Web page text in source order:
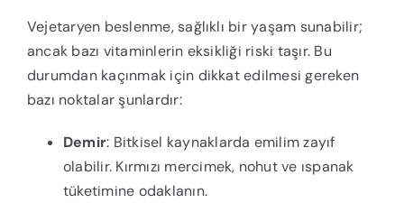
Vejetaryen beslenme, sağlıklı bir yaşam sunabilir;
ancak bazı vitaminlerin eksikliği riski taşır. Bu
durumdan kaçınmak için dikkat edilmesi gereken
bazı noktalar şunlardır:
Demir: Bitkisel kaynaklarda emilim zayıf
olabilir. Kırmızı mercimek, nohut ve ıspanak
tüketimine odaklanın.